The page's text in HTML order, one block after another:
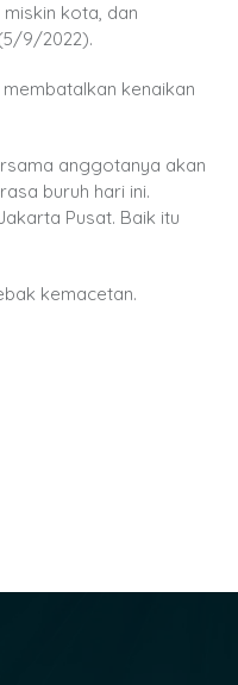
kota, dan
9/2022).
kenaikan
anggotanya akan
buruh hari ini.
Pusat. Baik itu
kemacetan.